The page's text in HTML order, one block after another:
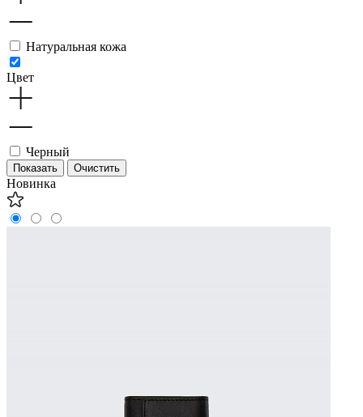
Натуральная кожа
Цвет
Черный
Новинка